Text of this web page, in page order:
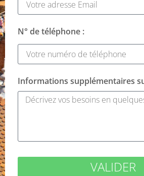
N° de téléphone :
Informations supplémentaires
VALIDER